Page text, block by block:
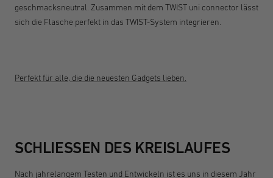
geschmacksneutral. Zusammen mit dem TWIST uni connector lässt
sich die Flasche perfekt in das TWIST-System integrieren.
Perfekt für alle, die die neuesten Gadgets lieben.
SCHLIESSEN DES KREISLAUFES
Nach jahrelangem Testen und Entwickeln ist es uns in diesem Jahr